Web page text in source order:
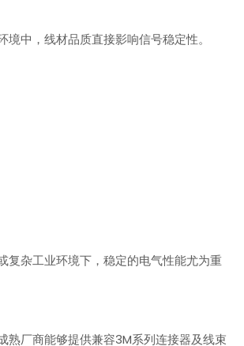
境中，线材品质直接影响信号稳定性。
复杂工业环境下，稳定的电气性能尤为重
熟厂商能够提供兼容3M系列连接器及线束